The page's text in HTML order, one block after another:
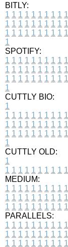
BITLY:
1 1 1 1 1 1 1 1 1 1
1 1 1 1 1 1 1 1 1 1
1 1 1 1 1 1 1 1 1 1
1
SPOTIFY:
1 1 1 1 1 1 1 1 1 1
1 1 1 1 1 1 1 1 1 1
1 1 1 1 1 1 1 1 1 1
1
CUTTLY BIO:
1
1 1 1 1 1 1 1 1 1 1
1 1 1 1 1 1 1 1 1 1
1 1 1 1 1 1 1 1 1 1
1
CUTTLY OLD:
1
1 1 1 1 1 1 1 1 1 1
MEDIUM:
1 1 1 1 1 1 1 1 1 1
1 1 1 1 1 1 1 1 1 1
1 1 1 1 1 1 1 1 1 1
PARALLELS:
1 1 1 1 1 1 1 1 1 1
1 1 1 1 1 1 1 1 1 1
1 1 1 1 1 1 1 1 1 1